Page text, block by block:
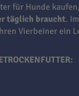
für Hunde
täglich braucht. Im
Vierbeiner ein